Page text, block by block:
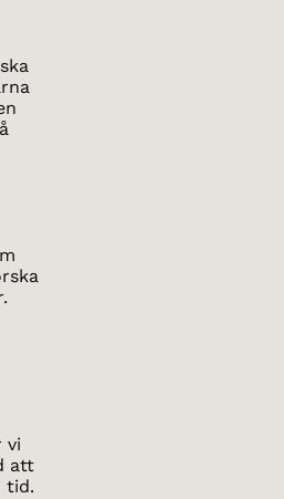
vi
att
tid.